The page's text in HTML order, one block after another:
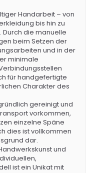
Handarbeit – von
bis hin zu
Durch die manuelle
beim Setzen der
und in der
minimale
für handgefertigte
Charakter des
gereinigt und
vorkommen,
einzelne Späne
dies ist vollkommen
dar.
und
ist ein Unikat mit